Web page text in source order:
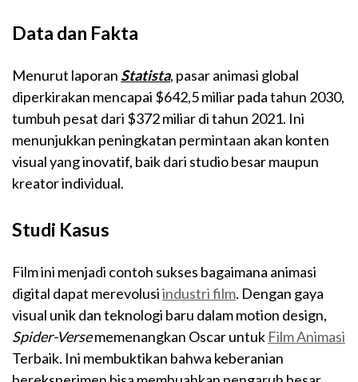
Data dan Fakta
Menurut laporan Statista, pasar animasi global
diperkirakan mencapai $642,5 miliar pada tahun 2030,
tumbuh pesat dari $372 miliar di tahun 2021. Ini
menunjukkan peningkatan permintaan akan konten
visual yang inovatif, baik dari studio besar maupun
kreator individual.
Studi Kasus
Film ini menjadi contoh sukses bagaimana animasi
digital dapat merevolusiindustri film. Dengan gaya
visual unik dan teknologi baru dalam motion design,
Spider-Versememenangkan Oscar untuk Film Animasi
Terbaik. Ini membuktikan bahwa keberanian